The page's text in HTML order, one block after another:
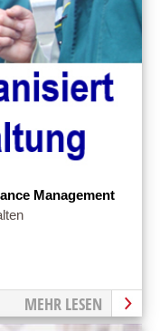
Management
MEHR LESEN